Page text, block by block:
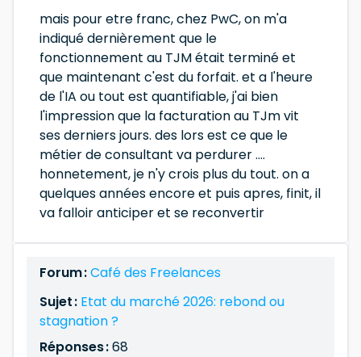
mais pour etre franc, chez PwC, on m'a
indiqué dernièrement que le
fonctionnement au TJM était terminé et
que maintenant c'est du forfait. et a l'heure
de l'IA ou tout est quantifiable, j'ai bien
l'impression que la facturation au TJm vit
ses derniers jours. des lors est ce que le
métier de consultant va perdurer ....
honnetement, je n'y crois plus du tout. on a
quelques années encore et puis apres, finit, il
va falloir anticiper et se reconvertir
Forum :Café des Freelances
Sujet : Etat du marché 2026: rebond ou
stagnation ?
Réponses :68